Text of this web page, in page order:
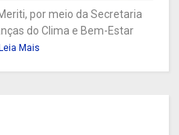
por meio da Secretaria
do Clima e Bem-Estar
Leia Mais